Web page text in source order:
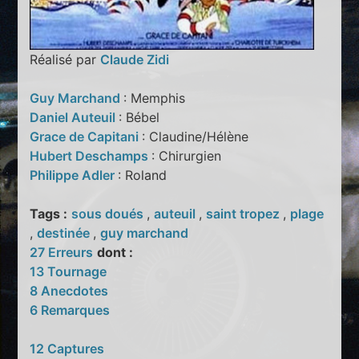
Réalisé par Claude Zidi
Guy Marchand : Memphis
Daniel Auteuil : Bébel
Grace de Capitani : Claudine/Hélène
Hubert Deschamps : Chirurgien
Philippe Adler : Roland
Tags : sous doués ,auteuil , saint tropez , plage
,destinée ,guy marchand
27 Erreurs dont :
13 Tournage
8 Anecdotes
6 Remarques
12 Captures